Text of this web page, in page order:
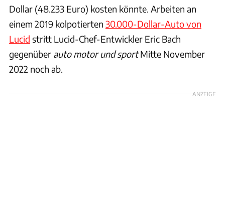
Dollar (48.233 Euro) kosten könnte. Arbeiten an
einem 2019 kolpotierten 30.000-Dollar-Auto von
Lucid stritt Lucid-Chef-Entwickler Eric Bach
gegenüber auto motor und sportMitte November
2022 noch ab.
ANZEIGE